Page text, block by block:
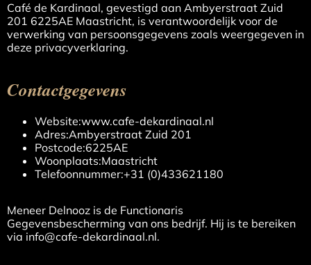
Café de Kardinaal, gevestigd aan Ambyerstraat Zuid
201 6225AE Maastricht, is verantwoordelijk voor de
verwerking van persoonsgegevens zoals weergegeven in
deze privacyverklaring.
Contactgegevens
Website:www.cafe-dekardinaal.nl
Adres:Ambyerstraat Zuid 201
Postcode:6225AE
Woonplaats:Maastricht
Telefoonnummer:+31 (0)433621180
Meneer Delnooz is de Functionaris
Gegevensbescherming van ons bedrijf. Hij is te bereiken
via info@cafe-dekardinaal.nl.